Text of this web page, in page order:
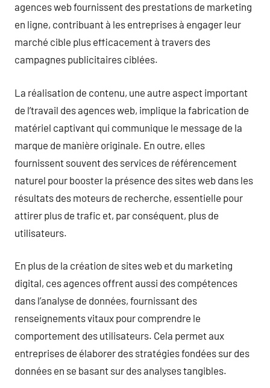
agences web fournissent des prestations de marketing
en ligne, contribuant à les entreprises à engager leur
marché cible plus efficacement à travers des
campagnes publicitaires ciblées.
La réalisation de contenu, une autre aspect important
de l’travail des agences web, implique la fabrication de
matériel captivant qui communique le message de la
marque de manière originale. En outre, elles
fournissent souvent des services de référencement
naturel pour booster la présence des sites web dans les
résultats des moteurs de recherche, essentielle pour
attirer plus de trafic et, par conséquent, plus de
utilisateurs.
En plus de la création de sites web et du marketing
digital, ces agences offrent aussi des compétences
dans l’analyse de données, fournissant des
renseignements vitaux pour comprendre le
comportement des utilisateurs. Cela permet aux
entreprises de élaborer des stratégies fondées sur des
données en se basant sur des analyses tangibles.